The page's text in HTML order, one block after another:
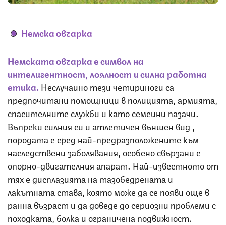
Немска овчарка
Немската овчарка е символ на
интелигентност, лоялност и силна работна
етика. Неслучайно тези четириноги са
предпочитани помощници в полицията, армията,
спасителните служби и като семейни пазачи.
Въпреки силния си и атлетичен външен вид ,
породата е сред най-предразположените към
наследствени заболявания, особено свързани с
опорно-двигателния апарат. Най-известното от
тях е дисплазията на тазобедрената и
лакътната става, която може да се появи още в
ранна възраст и да доведе до сериозни проблеми с
походката, болка и ограничена подвижност.